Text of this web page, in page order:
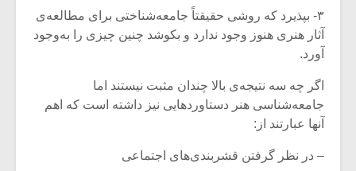
۳- بپذیرد که روشی حقیقتاً جامعه‌شناختی برای مطالعه‌ی
آثار هنری هنوز وجود ندارد و بکوشد چنین چیزی را به‌وجود
آورد.
اگر چه سه نتیجه‌ی بالا چندان مثبت نیستند اما
جامعه‌شناسی هنر دستاوردهایی نیز داشته است که اهم
آنها عبارتند از:
– در نظر گرفتن قشربندی‌های اجتماعی